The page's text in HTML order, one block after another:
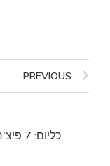
PREVIOUS